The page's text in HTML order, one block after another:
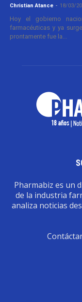
Christian Atance - 18/03/
Hoy el gobierno
farmacéuticas y ya
prontamente fue la...
Pharmabiz es un
de la industria
analiza noticias